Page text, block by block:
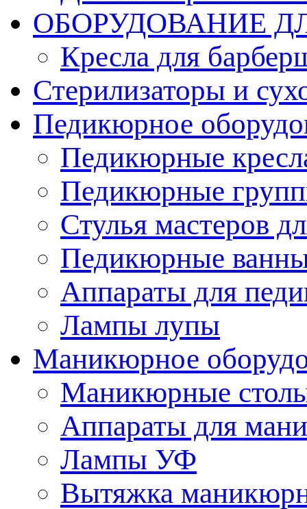
ОБОРУДОВАНИЕ
Кресла для
Стерилизаторы и
Педикюрное
Педикюрные
Педикюрные
Стулья мастеров
Педикюрные
Аппараты для
Лампы лупы
Маникюрное
Маникюрные
Аппараты для
Лампы УФ
Вытяжка